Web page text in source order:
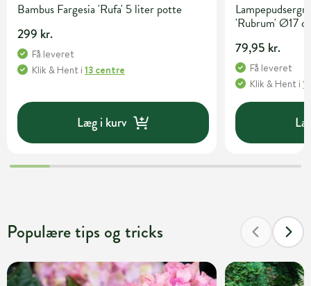
Bambus Fargesia 'Rufa' 5 liter potte
299 kr.
Få leveret
Klik & Hent i 13 centre
Læg i kurv
'Rubrum' Ø17
79,95 kr.
Få leveret
Klik & Hent i
Populære tips og tricks